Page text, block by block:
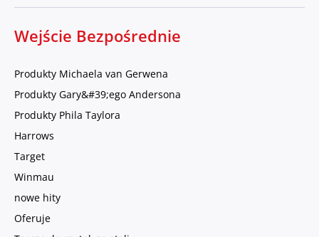
Wejście Bezpośrednie
Produkty Michaela van Gerwena
Produkty Gary&#39;ego Andersona
Produkty Phila Taylora
Harrows
Target
Winmau
nowe hity
Oferuje